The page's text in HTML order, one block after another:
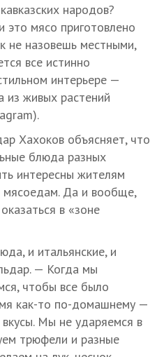
народов?
мясо приготовлено
не назовешь местными,
все истинно
интерьере —
из живых растений
Хахоков объясняет, что
блюда разных
интересны жителям
мясоедам. Да и вообще,
в «зоне
и итальянские, и
— Когда мы
чтобы все было
как-то по-домашнему —
Мы не ударяемся в
трюфели и разные